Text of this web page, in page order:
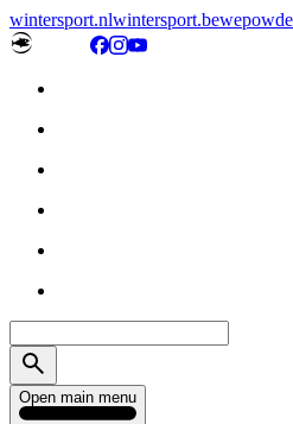
wintersport.nlwintersport.be
Open main menu